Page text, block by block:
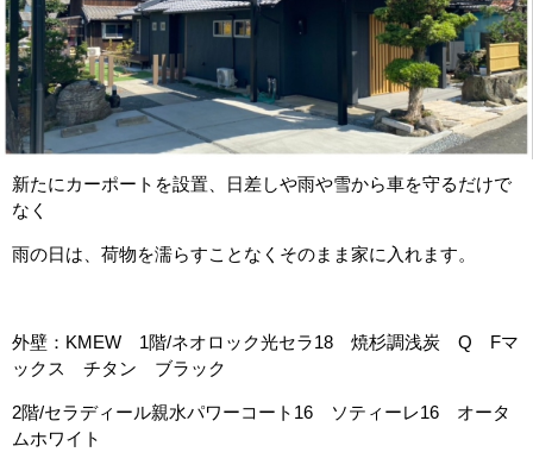
新たにカーポートを設置、日差しや雨や雪から車を守るだけで
なく
雨の日は、荷物を濡らすことなくそのまま家に入れます。
外壁：KMEW 1階/ネオロック光セラ18 焼杉調浅炭 Q Fマ
ックス チタン ブラック
2階/セラディール親水パワーコート16 ソティーレ16 オータ
ムホワイト